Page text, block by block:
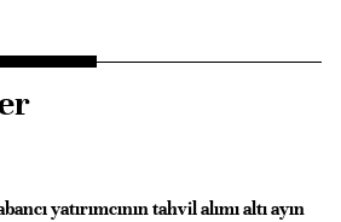
yatırımcının tahvil alımı altı ayın